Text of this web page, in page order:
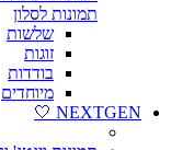
תמונות לסלון
שלשות
זוגות
בודדות
מיוחדים
NEXTGEN 🤍